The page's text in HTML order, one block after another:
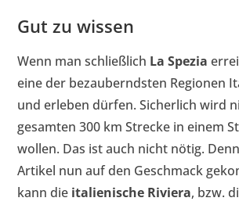
Gut zu wissen
Wenn man schließlich La Spezia
eine der bezauberndsten Regionen
und erleben dürfen. Sicherlich wird
gesamten 300 km Strecke in einem
wollen. Das ist auch nicht nötig.
Artikel nun auf den Geschmack
kann die italienische Riviera, bzw.